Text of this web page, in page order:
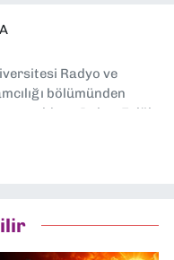
Radyo ve
bölümünden
oldum. Dokuz Eylül
üstleniyorum.